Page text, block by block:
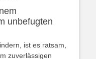
unbefugten
ist es ratsam,
zuverlässigen